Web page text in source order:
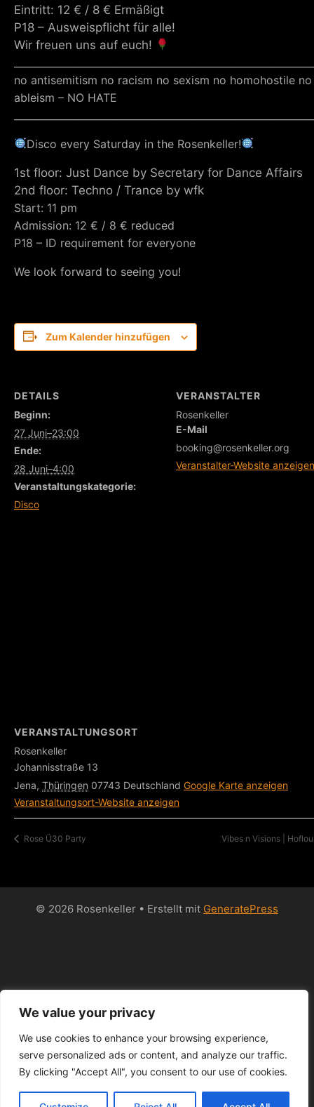
We value your privacy
We use cookies to enhance your browsing experience,
serve personalized ads or content, and analyze our traffic.
By clicking "Accept All", you consent to our use of cookies.
Eintritt: 12 € / 8 € Ermäßigt
P18 – Ausweispflicht für alle!
Wir freuen uns auf euch!
no antisemitism no racism no sexism no homohostile no
ableism – NO HATE
Disco every Saturday in the Rosenkeller!
1st floor: Just Dance by Secretary for Dance Affairs
2nd floor: Techno / Trance by wfk
Start: 11 pm
Admission: 12 € / 8 € reduced
P18 – ID requirement for everyone
We look forward to seeing you!
Zum Kalender hinzufügen
DETAILS
Beginn:
27 Juni–23:00
Ende:
28 Juni–4:00
Veranstaltungskategorie:
Disco
VERANSTALTER
Rosenkeller
E-Mail
booking@rosenkeller.org
Veranstalter-Website anzeigen
VERANSTALTUNGSORT
Rosenkeller
Johannisstraße 13
Jena, Thüringen 07743 Deutschland Google Karte anzeigen
Veranstaltungsort-Website anzeigen
Rose Ü30 Party Vibes n Visions |
© 2026 Rosenkeller • Erstellt mit GeneratePress